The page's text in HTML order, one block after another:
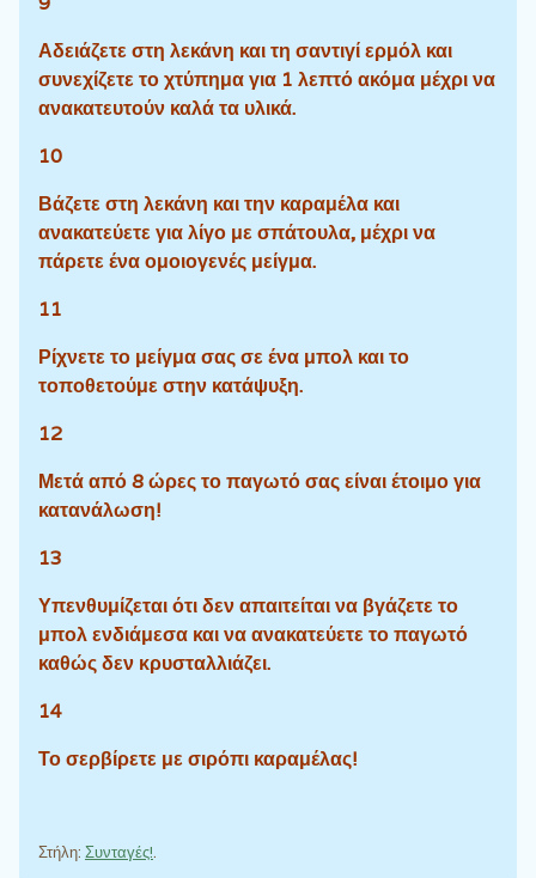
Αδειάζετε στη λεκάνη και τη σαντιγί ερμόλ και
συνεχίζετε το χτύπημα για 1 λεπτό ακόμα μέχρι να
ανακατευτούν καλά τα υλικά.
10
Βάζετε στη λεκάνη και την καραμέλα και
ανακατεύετε για λίγο με σπάτουλα, μέχρι να
πάρετε ένα ομοιογενές μείγμα.
11
Ρίχνετε το μείγμα σας σε ένα μπολ και το
τοποθετούμε στην κατάψυξη.
12
Μετά από 8 ώρες το παγωτό σας είναι έτοιμο για
κατανάλωση!
13
Υπενθυμίζεται ότι δεν απαιτείται να βγάζετε το
μπολ ενδιάμεσα και να ανακατεύετε το παγωτό
καθώς δεν κρυσταλλιάζει.
14
Το σερβίρετε με σιρόπι καραμέλας!
Στήλη: Συνταγές!.